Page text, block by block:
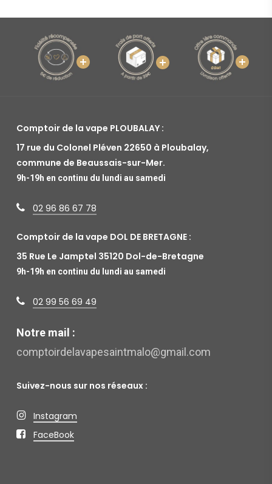
Comptoir de la vape PLOUBALAY :
17 rue du Colonel Pléven 22650 à Ploubalay,
commune de Beaussais-sur-Mer.
9h-19h en continu du lundi au samedi
02 96 86 67 78
Comptoir de la vape DOL DE BRETAGNE :
35 Rue Le Jamptel 35120 Dol-de-Bretagne
9h-19h en continu du lundi au samedi
02 99 56 69 49
Notre mail :
comptoirdelavapesaintmalo@gmail.com
Suivez-nous sur nos réseaux :
Instagram
FaceBook